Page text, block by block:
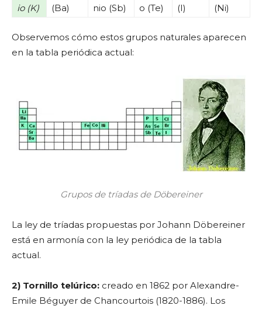
io (K) (Ba) nio (Sb) o (Te) (I) (Ni)
Observemos cómo estos grupos naturales aparecen
en la tabla periódica actual:
Grupos de tríadas de Döbereiner
La ley de tríadas propuestas por Johann Döbereiner
está en armonía con la ley periódica de la tabla
actual.
2) Tornillo telúrico: creado en 1862 por Alexandre-
Emile Béguyer de Chancourtois (1820-1886). Los